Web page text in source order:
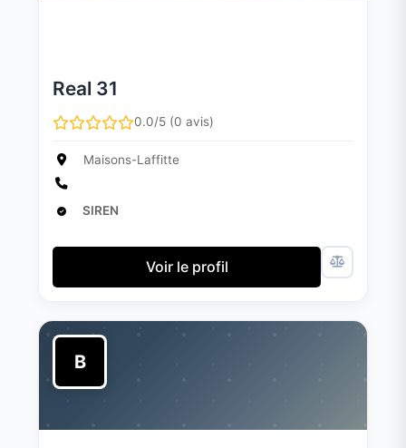
Real 31
0.0/5 (0 avis)
Maisons-Laffitte
SIREN
Voir le profil
B